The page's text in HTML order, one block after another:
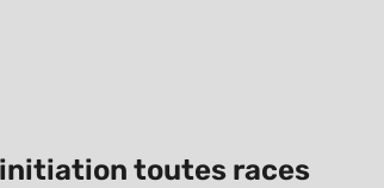
toutes races